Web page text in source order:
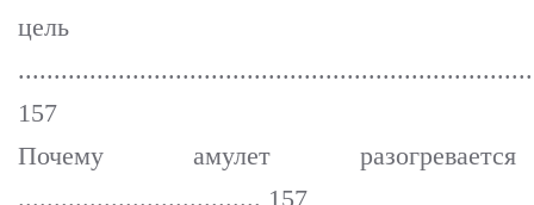
цель
157
Почему амулет разогревается
.................................. 157